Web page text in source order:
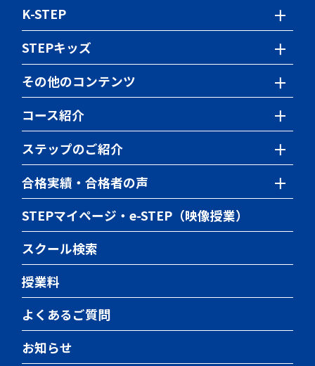
海外在住生クラス
Webパンフレット
ステップの特色検査対策
Webパンフレット
スクール定員情報
学習内容
時間割・満席情報
東大対策講座
東京科学大対策講座
TEAP対策講座
推薦・総合型選抜対策
K-STEP
サポート体制
短期集中講座
STEPキッズ
STEP Junior Labo
サイエンス教室
その他のコンテンツ
開催中の模試・イベント
神奈川県公立高校入試の仕組み
神奈川県私立高校入試の仕組み
英文法クエスト
世界史クエスト
日本史クエスト
コース紹介
小学生のコース一覧
中学生のコース一覧
高校生のコース一覧
ステップのご紹介
入会までの流れ
受付中の体験・入会説明会
合格実績・合格者の声
公立高校合格実績
国私立高校合格実績
高校受験合格者の声
県立中高一貫校合格実績
県立中高一貫校合格者の声
大学受験合格者の声
STEPマイページ・e-STEP（映像授業）
スクール検索
授業料
よくあるご質問
お知らせ